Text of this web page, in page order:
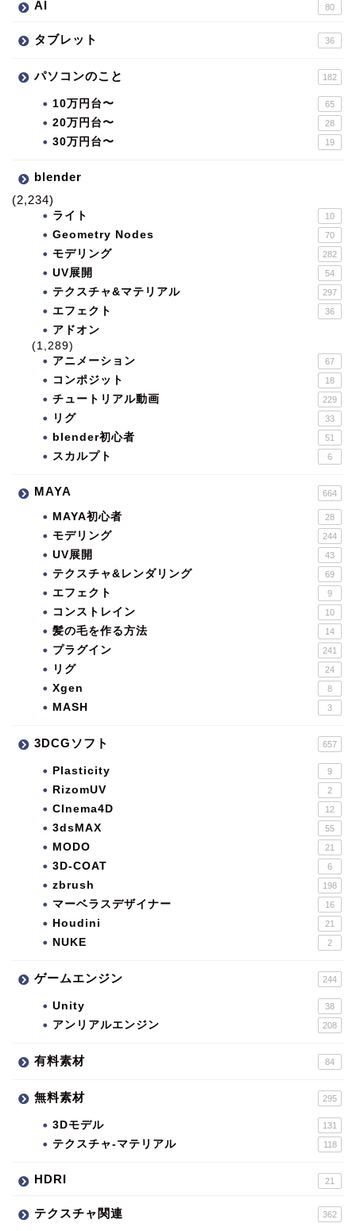
AI 80
タブレット 36
パソコンのこと 182
10万円台〜 65
20万円台〜 28
30万円台〜 19
blender
(2,234)
ライト 10
Geometry Nodes 70
モデリング 282
UV展開 54
テクスチャ&マテリアル 297
エフェクト 36
アドオン
(1,289)
アニメーション
67
コンポジット 18
チュートリアル動画 229
リグ 33
blender初心者 51
スカルプト 6
MAYA 664
MAYA初心者 28
モデリング 244
UV展開 43
テクスチャ&レンダリング 69
エフェクト 9
コンストレイン 10
髪の毛を作る方法 14
プラグイン 241
リグ 24
Xgen 8
MASH 3
3DCGソフト 657
Plasticity 9
RizomUV 2
CInema4D 12
3dsMAX 55
MODO 21
3D-COAT 6
zbrush 198
マーベラスデザイナー 16
Houdini 21
NUKE 2
ゲームエンジン 244
Unity 38
アンリアルエンジン 208
有料素材 84
無料素材 295
3Dモデル 131
テクスチャ-マテリアル 118
HDRI 21
テクスチャ関連 362